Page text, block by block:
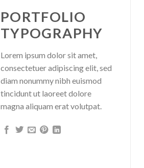
PORTFOLIO
TYPOGRAPHY
Lorem ipsum dolor sit amet,
consectetuer adipiscing elit, sed
diam nonummy nibh euismod
tincidunt ut laoreet dolore
magna aliquam erat volutpat.